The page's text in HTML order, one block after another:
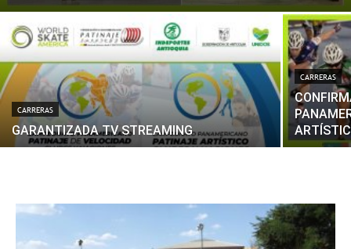
CARRERAS
GARANTIZADA TV STREAMING
CARRERAS